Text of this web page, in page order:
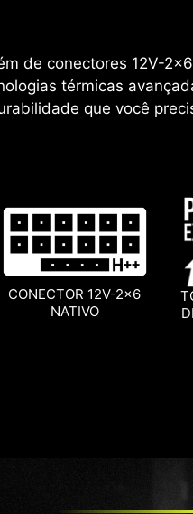
de conectores 12V-
térmicas
que você
CONECTOR 12V-2x6
NATIVO